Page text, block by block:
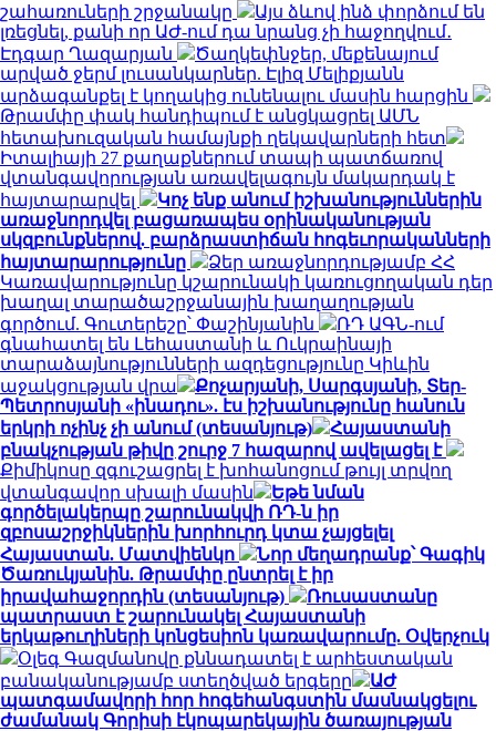
շահառուների շրջանակը
Այս ձևով ինձ փորձում են
լռեցնել, քանի որ ԱԺ-ում դա նրանց չի հաջողվում․
Էդգար Ղազարյան
Ծաղկեփնջեր, մեքենայում
արված ջերմ լուսանկարներ. Էլիզ Մելիքյանն
արձագանքել է կողակից ունենալու մասին հարցին
Թրամփը փակ հանդիպում է անցկացրել ԱՄՆ
հետախուզական համայնքի ղեկավարների հետ
Իտալիայի 27 քաղաքներում տապի պատճառով
վտանգավորության առավելագույն մակարդակ է
հայտարարվել
Կոչ ենք անում իշխանություններին
առաջնորդվել բացառապես օրինականության
սկզբունքներով. բարձրաստիճան հոգեւորականների
հայտարարությունը
Ձեր առաջնորդությամբ ՀՀ
Կառավարությունը կշարունակի կառուցողական դեր
խաղալ տարածաշրջանային խաղաղության
գործում. Գուտերեշը՝ Փաշինյանին
ՌԴ ԱԳՆ-ում
գնահատել են Լեհաստանի և Ուկրաինայի
տարաձայնությունների ազդեցությունը Կիևին
աջակցության վրա
Քոչարյանի, Սարգսյանի, Տեր-
Պետրոսյանի «ինադու». էս իշխանությունը հանուն
երկրի ոչինչ չի անում (տեսանյութ)
Հայաստանի
բնակչության թիվը շուրջ 7 հազարով ավելացել է
Քիմիկոսը զգուշացրել է խոհանոցում թույլ տրվող
վտանգավոր սխալի մասին
Եթե նման
գործելակերպը շարունակվի ՌԴ-ն իր
զբոսաշրջիկներին խորհուրդ կտա չայցելել
Հայաստան. Մատվիենկո
Նոր մեղադրանք՝ Գագիկ
Ծառուկյանին. Թրամփը ընտրել է իր
իրավահաջորդին (տեսանյութ)
Ռուսաստանը
պատրաստ է շարունակել Հայաստանի
երկաթուղիների կոնցեսիոն կառավարումը. Օվերչուկ
Օլեգ Գազմանովը քննադատել է արհեստական
բանականությամբ ստեղծված երգերը
ԱԺ
պատգամավորի հոր հոգեհանգստին մասնակցելու
ժամանակ Գորիսի էկոպարեկային ծառայության